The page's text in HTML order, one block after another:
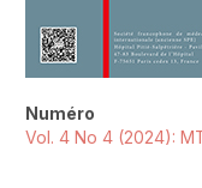
Numéro
Vol. 4 No 4 (2024):